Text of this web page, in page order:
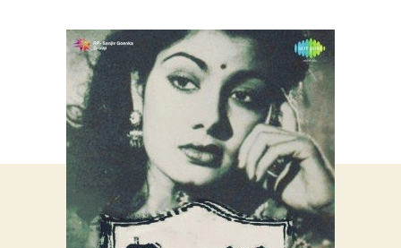
में
‘बुज़’
किस
जानवर
का
नाम
है?